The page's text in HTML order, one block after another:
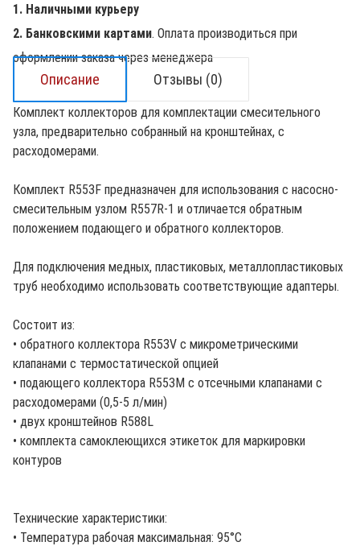
1. Наличными курьеру
2. Банковскими картами. Оплата производиться при
оформлении заказа через менеджера
Описание Отзывы (0)
Комплект коллекторов для комплектации смесительного
узла, предварительно собранный на кронштейнах, с
расходомерами.
Комплект R553F предназначен для использования с насосно-
смесительным узлом R557R-1 и отличается обратным
положением подающего и обратного коллекторов.
Для подключения медных, пластиковых, металлопластиковых
труб необходимо использовать соответствующие адаптеры.
Состоит из:
• обратного коллектора R553V с микрометрическими
клапанами с термостатической опцией
• подающего коллектора R553M с отсечными клапанами с
расходомерами (0,5-5 л/мин)
• двух кронштейнов R588L
• комплекта самоклеющихся этикеток для маркировки
контуров
Технические характеристики:
• Температура рабочая максимальная: 95°C